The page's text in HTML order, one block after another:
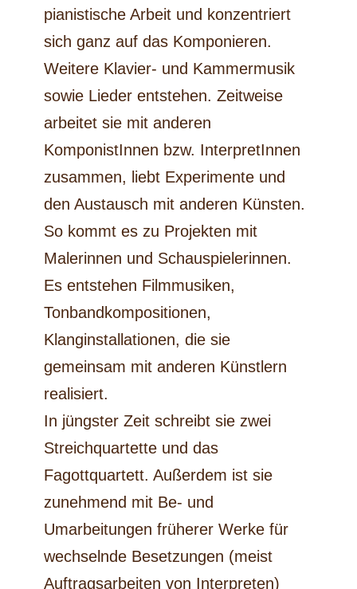
pianistische Arbeit und konzentriert
sich ganz auf das Komponieren.
Weitere Klavier- und Kammermusik
sowie Lieder entstehen. Zeitweise
arbeitet sie mit anderen
KomponistInnen bzw. InterpretInnen
zusammen, liebt Experimente und
den Austausch mit anderen Künsten.
So kommt es zu Projekten mit
Malerinnen und Schauspielerinnen.
Es entstehen Filmmusiken,
Tonbandkompositionen,
Klanginstallationen, die sie
gemeinsam mit anderen Künstlern
realisiert.
In jüngster Zeit schreibt sie zwei
Streichquartette und das
Fagottquartett. Außerdem ist sie
zunehmend mit Be- und
Umarbeitungen früherer Werke für
wechselnde Besetzungen (meist
Auftragsarbeiten von Interpreten)